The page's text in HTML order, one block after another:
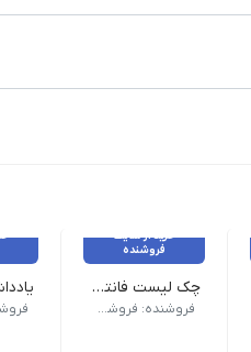
خرید از سایت
فروشنده
چک لیست فانتزی A5 اسپادانا کد ۶۵۰ وزن 100 گرم نام محصول| چک لیست 65 برگی فانتزی A5 اسپادانا کد 650 طرح رنگ | دخترانه, پسرانه تعداد در کارتن | 96 عدد
فروشنده: فروشکاه ویکی تحریر
وزن 20 گرم | نام محصول: یادداشت پستیت فانتزی پنجه گربه | طرح : پنجه گربه